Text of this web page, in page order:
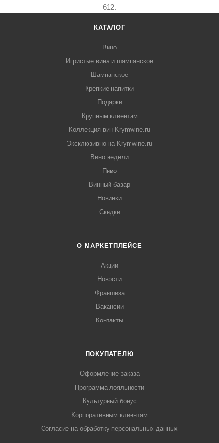
612.
КАТАЛОГ
Вино
Игристые вина и шампанское
Шампанское
Крепкие напитки
Подарки
Крупным клиентам
Коллекция вин Krymwine.ru
Эксклюзивно на Krymwine.ru
Вино недели
Пиво
Винный базар
Новинки
Скидки
О МАРКЕТПЛЕЙСЕ
Акции
Новости
Франшиза
Вакансии
Контакты
ПОКУПАТЕЛЮ
Оформление заказа
Программа лояльности
Культурный бонус
Корпоративным клиентам
Согласие на обработку персональных данных